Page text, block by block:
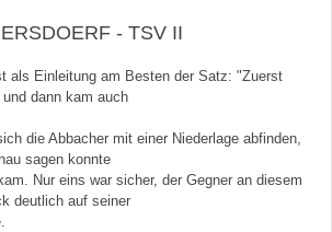
- TSV II
als Einleitung am Besten der Satz: "Zuerst
dann kam auch
die Abbacher mit einer Niederlage abfinden,
sagen konnte
Nur eins war sicher, der Gegner an diesem
deutlich auf seiner